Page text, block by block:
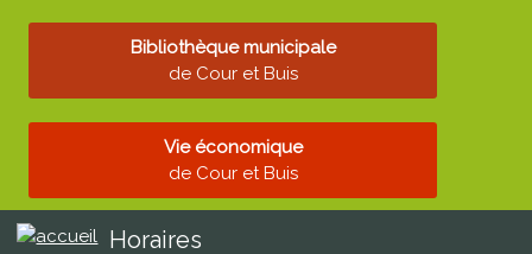
Bibliothèque municipale
de Cour et Buis
Vie économique
de Cour et Buis
Horaires